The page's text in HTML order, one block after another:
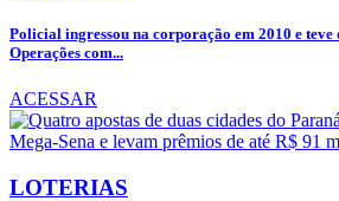
Policial ingressou na corporação em 2010 e teve
Operações com...
ACESSAR
LOTERIAS